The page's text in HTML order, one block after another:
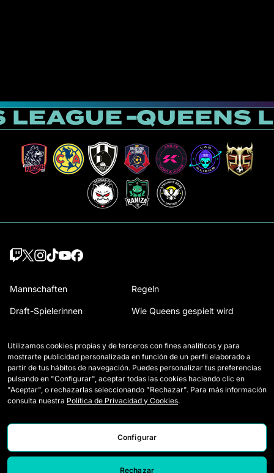
Mannschaften
Draft-Spielerinnen
Spiele
Klassifikation
Statistiken
Regeln
Wie Queens gespielt wird
Kontakt
Arbeiten Sie mit uns
Utilizamos cookies propias y de terceros con fines analíticos y para
mostrarte publicidad personalizada en función de un perfil elaborado a
partir de tus hábitos de navegación. Puedes personalizar tus preferencias
pulsando en "Configurar", aceptar todas las cookies haciendo clic en
"Aceptar", o rechazarlas seleccionando "Rechazar". Para más información
consulta nuestra Política de Privacidad y Cookies.
Configurar
Rechazar